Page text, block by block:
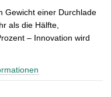
Gewicht einer Durchlade
als die Hälfte,
– Innovation wird